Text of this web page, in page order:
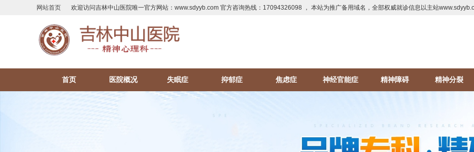
网站首页 欢迎访问吉林中山医院唯一官方网站：www.sdyyb.com 官方咨询热线：17094326098 ， 本站为推广备用域名，全部权威就诊信息以主站
首页 医院概况 失眠症 抑郁症 焦虑症 神经官能症 精神障碍 精神分裂